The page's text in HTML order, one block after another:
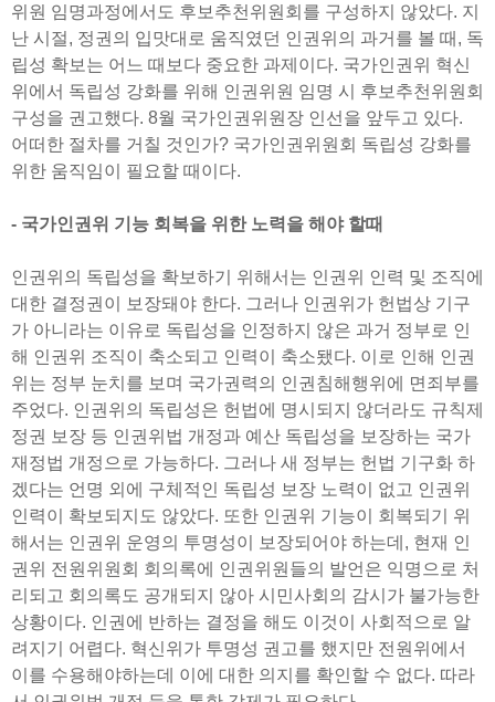
위원 임명과정에서도 후보추천위원회를 구성하지 않았다. 지
난 시절, 정권의 입맛대로 움직였던 인권위의 과거를 볼 때, 독
립성 확보는 어느 때보다 중요한 과제이다. 국가인권위 혁신
위에서 독립성 강화를 위해 인권위원 임명 시 후보추천위원회
구성을 권고했다. 8월 국가인권위원장 인선을 앞두고 있다.
어떠한 절차를 거칠 것인가? 국가인권위원회 독립성 강화를
위한 움직임이 필요할 때이다.
- 국가인권위 기능 회복을 위한 노력을 해야 할때
인권위의 독립성을 확보하기 위해서는 인권위 인력 및 조직에
대한 결정권이 보장돼야 한다. 그러나 인권위가 헌법상 기구
가 아니라는 이유로 독립성을 인정하지 않은 과거 정부로 인
해 인권위 조직이 축소되고 인력이 축소됐다. 이로 인해 인권
위는 정부 눈치를 보며 국가권력의 인권침해행위에 면죄부를
주었다. 인권위의 독립성은 헌법에 명시되지 않더라도 규칙제
정권 보장 등 인권위법 개정과 예산 독립성을 보장하는 국가
재정법 개정으로 가능하다. 그러나 새 정부는 헌법 기구화 하
겠다는 언명 외에 구체적인 독립성 보장 노력이 없고 인권위
인력이 확보되지도 않았다. 또한 인권위 기능이 회복되기 위
해서는 인권위 운영의 투명성이 보장되어야 하는데, 현재 인
권위 전원위원회 회의록에 인권위원들의 발언은 익명으로 처
리되고 회의록도 공개되지 않아 시민사회의 감시가 불가능한
상황이다. 인권에 반하는 결정을 해도 이것이 사회적으로 알
려지기 어렵다. 혁신위가 투명성 권고를 했지만 전원위에서
이를 수용해야하는데 이에 대한 의지를 확인할 수 없다. 따라